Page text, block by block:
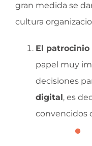
gran medida se
cultura
El patrocinio
papel muy
decisiones
digital , es
convencidos